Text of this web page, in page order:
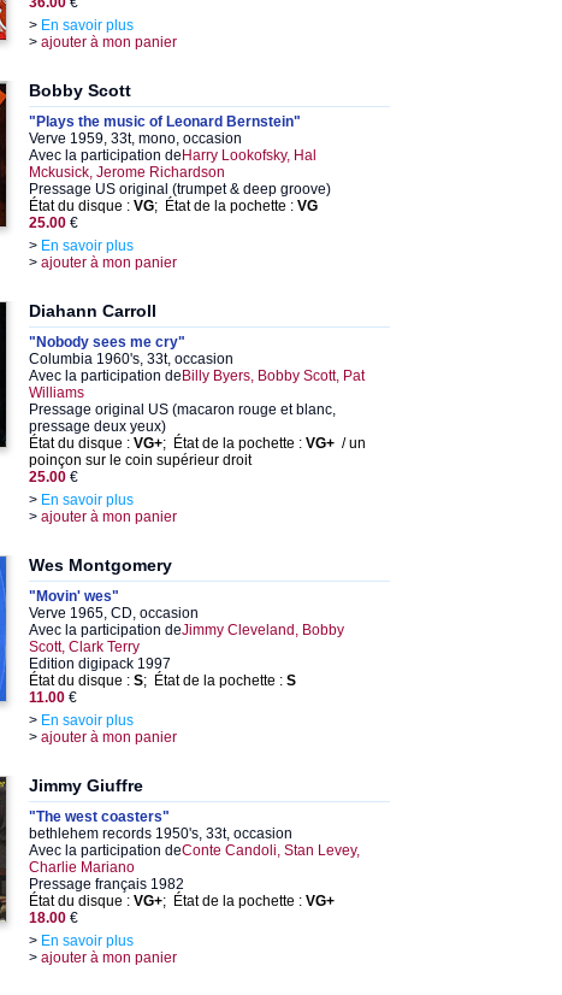
> En savoir plus
> ajouter à mon panier
Bobby Scott
"Plays the music of Leonard Bernstein"
Verve 1959, 33t, mono, occasion
Avec la participation de Harry Lookofsky, Hal
Mckusick, Jerome Richardson
Pressage US original (trumpet & deep groove)
État du disque : VG; État de la pochette : VG
25.00 €
> En savoir plus
> ajouter à mon panier
Diahann Carroll
"Nobody sees me cry"
Columbia 1960's, 33t, occasion
Avec la participation de Billy Byers, Bobby Scott, Pat
Williams
Pressage original US (macaron rouge et blanc,
pressage deux yeux)
État du disque : VG+; État de la pochette : VG+ / un
poinçon sur le coin supérieur droit
25.00 €
> En savoir plus
> ajouter à mon panier
Wes Montgomery
"Movin' wes"
Verve 1965, CD, occasion
Avec la participation deJimmy Cleveland, Bobby
Scott, Clark Terry
Edition digipack 1997
État du disque : S; État de la pochette : S
11.00 €
> En savoir plus
> ajouter à mon panier
Jimmy Giuffre
"The west coasters"
bethlehem records 1950's, 33t, occasion
Avec la participation deConte Candoli, Stan Levey,
Charlie Mariano
Pressage français 1982
État du disque : VG+; État de la pochette : VG+
18.00 €
> En savoir plus
> ajouter à mon panier